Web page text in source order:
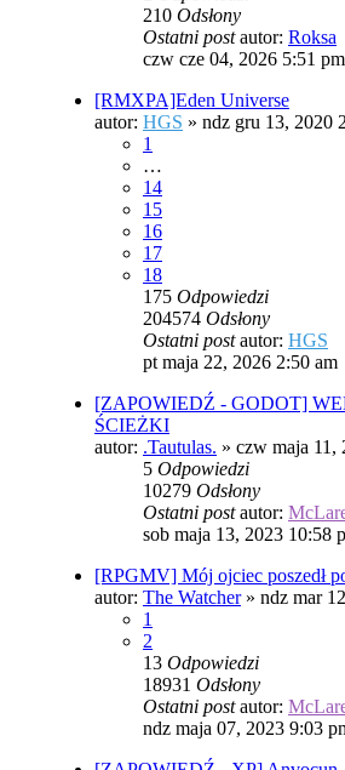
210 Odsłony
Ostatni postautor: Roksa
czw cze 04, 2026 5:51 pm
[RMXPA]Eden Universe
autor: HGS » ndz gru 13, 2020
1
…
14
15
16
17
18
175 Odpowiedzi
204574 Odsłony
Ostatni postautor: HGS
pt maja 22, 2026 2:50 am
[ZAPOWIEDŹ - GODOT]
ŚCIEŻKI
autor: .Tautulas. » czw maja 11,
5 Odpowiedzi
10279 Odsłony
Ostatni postautor:
sob maja 13, 2023 10:58
[RPGMV] Mój ojciec poszedł
autor: The Watcher» ndz mar
1
2
13 Odpowiedzi
18931 Odsłony
Ostatni postautor:
ndz maja 07, 2023 9:03